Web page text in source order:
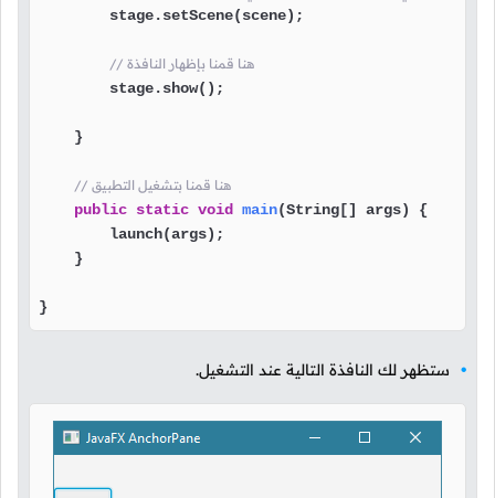
        stage.setScene(scene);
// هنا قمنا بإظهار النافذة
        stage.show();
    }
// هنا قمنا بتشغيل التطبيق
public static void main(String[] args)
{
        launch(args);
    }
}
ستظهر لك النافذة التالية عند التشغيل.